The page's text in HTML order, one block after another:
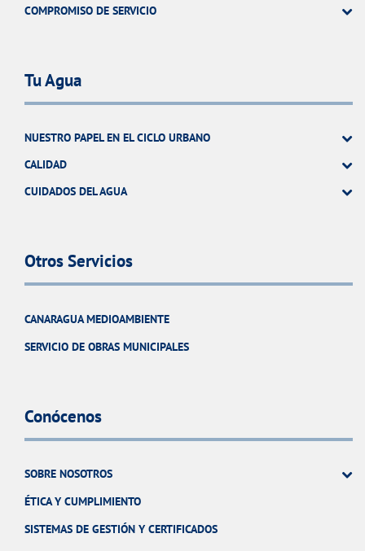
COMPROMISO DE SERVICIO
Tu Agua
NUESTRO PAPEL EN EL CICLO URBANO
CALIDAD
CUIDADOS DEL AGUA
Otros Servicios
CANARAGUA MEDIOAMBIENTE
SERVICIO DE OBRAS MUNICIPALES
Conócenos
SOBRE NOSOTROS
ÉTICA Y CUMPLIMIENTO
SISTEMAS DE GESTIÓN Y CERTIFICADOS